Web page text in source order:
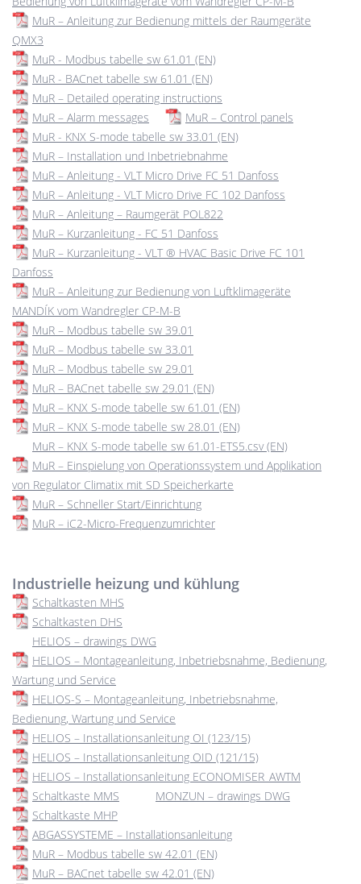
MuR – Anleitung zur Bedienung mittels der Raumgeräte
QMX3
MuR - Modbus tabelle sw 61.01 (EN)
MuR - BACnet tabelle sw 61.01 (EN)
MuR – Detailed operating instructions
MuR – Alarm messages
MuR – Control panels
MuR - KNX S-mode tabelle sw 33.01 (EN)
MuR – Installation und Inbetriebnahme
MuR – Anleitung - VLT Micro Drive FC 51 Danfoss
MuR – Anleitung - VLT Micro Drive FC 102 Danfoss
MuR – Anleitung – Raumgerät POL822
MuR – Kurzanleitung - FC 51 Danfoss
MuR – Kurzanleitung - VLT ® HVAC Basic Drive FC 101
Danfoss
MuR – Anleitung zur Bedienung von Luftklimageräte
MANDÍK vom Wandregler CP-M-B
MuR – Modbus tabelle sw 39.01
MuR – Modbus tabelle sw 33.01
MuR – Modbus tabelle sw 29.01
MuR – BACnet tabelle sw 29.01 (EN)
MuR – KNX S-mode tabelle sw 61.01 (EN)
MuR – KNX S-mode tabelle sw 28.01 (EN)
MuR – KNX S-mode tabelle sw 61.01-ETS5.csv (EN)
MuR – Einspielung von Operationssystem und Applikation
von Regulator Climatix mit SD Speicherkarte
MuR – Schneller Start/Einrichtung
MuR – iC2-Micro-Frequenzumrichter
Industrielle heizung und kühlung
Schaltkasten MHS
Schaltkasten DHS
HELIOS – drawings DWG
HELIOS – Montageanleitung, Inbetriebsnahme, Bedienung,
Wartung und Service
HELIOS-S – Montageanleitung, Inbetriebsnahme,
Bedienung, Wartung und Service
HELIOS – Installationsanleitung OI (123/15)
HELIOS – Installationsanleitung OID (121/15)
HELIOS – Installationsanleitung ECONOMISER_AWTM
Schaltkaste MMS
MONZUN – drawings DWG
Schaltkaste MHP
ABGASSYSTEME – Installationsanleitung
MuR – Modbus tabelle sw 42.01 (EN)
MuR – BACnet tabelle sw 42.01 (EN)